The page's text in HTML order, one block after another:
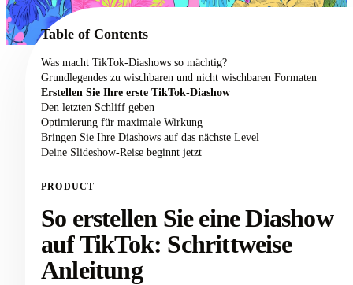
02 Anwendungsfälle
Preisgestaltung
Über uns
Table of Contents
Was macht TikTok-Diashows so mächtig?
Grundlegendes zu wischbaren und nicht wischbaren Formaten
Erstellen Sie Ihre erste TikTok-Diashow
Den letzten Schliff geben
Optimierung für maximale Wirkung
Bringen Sie Ihre Diashows auf das nächste Level
Deine Slideshow-Reise beginnt jetzt
PRODUCT
So erstellen Sie eine Diashow
auf TikTok: Schrittweise
Anleitung